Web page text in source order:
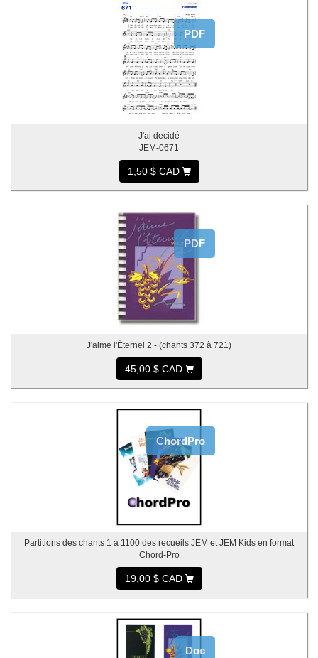
PDF
J'ai decidé
JEM-0671
1,50 $ CAD
PDF
J'aime l'Éternel 2 - (chants 372 à 721)
45,00 $ CAD
ChordPro
Partitions des chants 1 à 1100 des recueils JEM et JEM Kids en format
Chord-Pro
19,00 $ CAD
Doc